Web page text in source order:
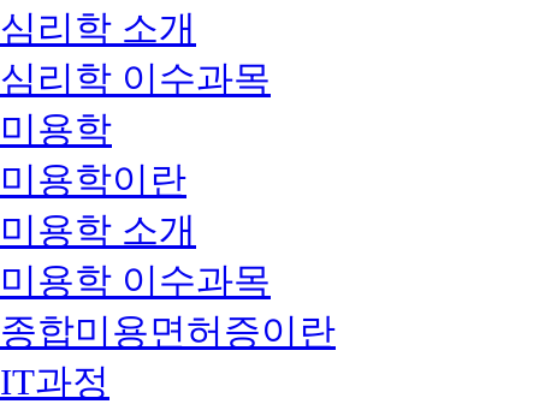
심리학 소개
심리학 이수과목
미용학
미용학이란
미용학 소개
미용학 이수과목
종합미용면허증이란
IT과정